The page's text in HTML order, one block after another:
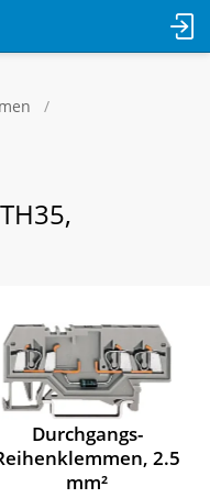
Durchgangs-
2.5
mm²